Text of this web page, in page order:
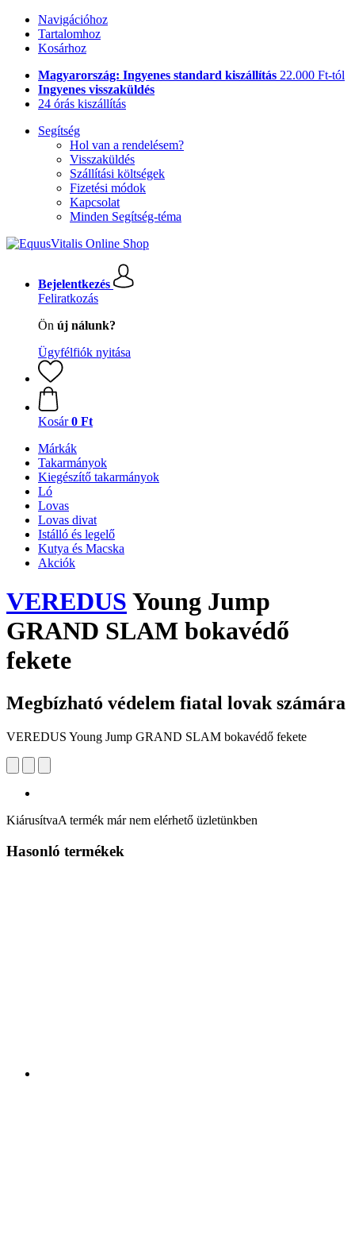
Navigációhoz
Tartalomhoz
Kosárhoz
Magyarország: Ingyenes standard kiszállítás 22.000 Ft-tól
Ingyenes visszaküldés
24 órás kiszállítás
Segítség
Hol van a rendelésem?
Visszaküldés
Szállítási költségek
Fizetési módok
Kapcsolat
Minden Segítség-téma
Bejelentkezés
Feliratkozás
Ön új nálunk?
Ügyfélfiók nyitása
Kosár 0 Ft
Márkák
Takarmányok
Kiegészítő takarmányok
Ló
Lovas
Lovas divat
Istálló és legelő
Kutya és Macska
Akciók
VEREDUS Young Jump
GRAND SLAM bokavédő
fekete
Megbízható védelem fiatal lovak számára
VEREDUS Young Jump GRAND SLAM bokavédő fekete
KiárusítvaA termék már nem elérhető üzletünkben
Hasonló termékek